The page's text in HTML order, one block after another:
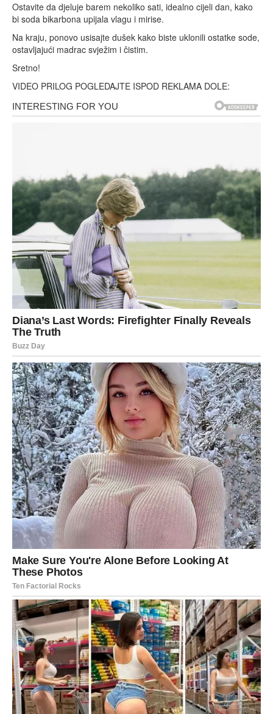
Ostavite da djeluje barem nekoliko sati, idealno cijeli dan, kako
bi soda bikarbona upijala vlagu i mirise.
Na kraju, ponovo usisajte dušek kako biste uklonili ostatke sode,
ostavljajući madrac svježim i čistim.
Sretno!
VIDEO PRILOG POGLEDAJTE ISPOD REKLAMA DOLE: